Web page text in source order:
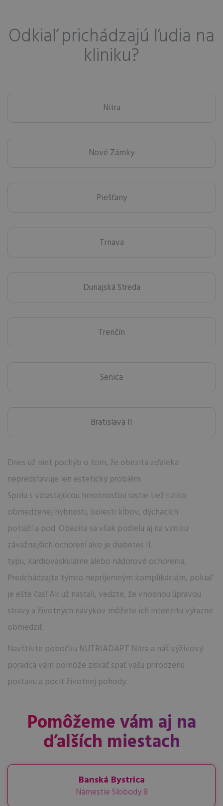
Odkiaľ prichádzajú ľudia na
kliniku?
Nitra
Nové Zámky
Piešťany
Trnava
Dunajská Streda
Trenčín
Senica
Bratislava II
Dnes už niet pochýb o tom, že obezita zďaleka
nepredstavuje len estetický problém.
Spolu s vzrastajúcou hmotnosťou rastie tiež riziko
obmedzenej hybnosti, bolesti kĺbov, dýchacích
potiaží a pod. Obezita sa však podiela aj na vzniku
závažnejších ochorení ako je diabetes II.
typu, kardiovaskulárne alebo nádorové ochorenia.
Predchádzajte týmto nepríjemným komplikáciám, pokiaľ
je ešte čas! Ak už nastali, vedzte, že vhodnou úpravou
stravy a životných návykov môžete ich intenzitu výrazne
obmedziť.
Navštívte pobočku NUTRIADAPT Nitra a náš výživový
poradca vám pomôže získať späť vašu prirodzenú
postavu a pocit životnej pohody.
Pomôžeme vám aj na
ďalších miestach
Banská Bystrica
Námestie Slobody 8